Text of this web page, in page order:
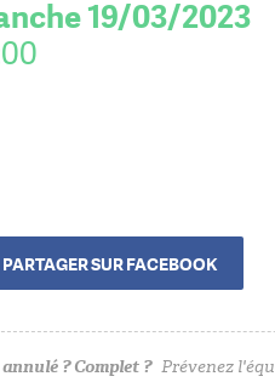
19/03/2023
PARTAGER SUR FACEBOOK
? Complet ? Prévenez